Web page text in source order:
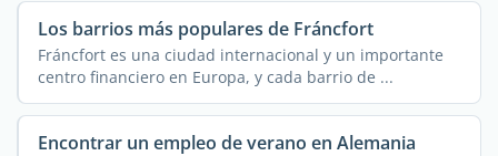
Los barrios más populares de Fráncfort
Fráncfort es una ciudad internacional y un importante
centro financiero en Europa, y cada barrio de ...
Encontrar un empleo de verano en Alemania